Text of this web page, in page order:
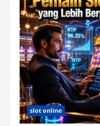
slot online